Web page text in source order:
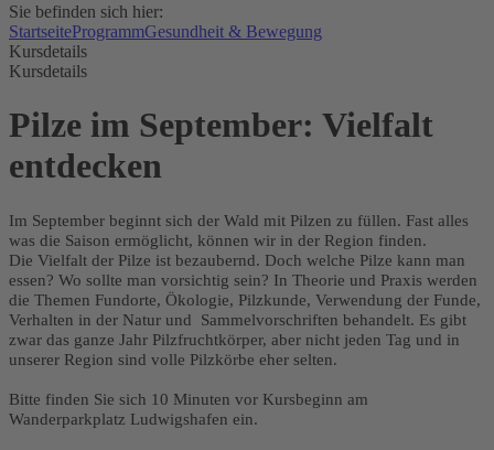
Sie befinden sich hier:
StartseiteProgrammGesundheit & Bewegung
Kursdetails
Kursdetails
Pilze im September: Vielfalt
entdecken
Im September beginnt sich der Wald mit Pilzen zu füllen. Fast alles
was die Saison ermöglicht, können wir in der Region finden.
Die Vielfalt der Pilze ist bezaubernd. Doch welche Pilze kann man
essen? Wo sollte man vorsichtig sein? In Theorie und Praxis werden
die Themen Fundorte, Ökologie, Pilzkunde, Verwendung der Funde,
Verhalten in der Natur und Sammelvorschriften behandelt. Es gibt
zwar das ganze Jahr Pilzfruchtkörper, aber nicht jeden Tag und in
unserer Region sind volle Pilzkörbe eher selten.
Bitte finden Sie sich 10 Minuten vor Kursbeginn am
Wanderparkplatz Ludwigshafen ein.